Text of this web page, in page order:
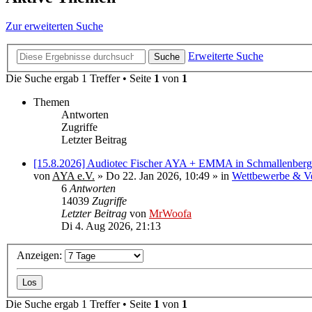
Zur erweiterten Suche
Suche
Erweiterte Suche
Die Suche ergab 1 Treffer • Seite 1 von 1
Themen
Antworten
Zugriffe
Letzter Beitrag
[15.8.2026] Audiotec Fischer AYA + EMMA in Schmallenberg
von AYA e.V. » Do 22. Jan 2026, 10:49 » in Wettbewerbe &
6 Antworten
14039 Zugriffe
Letzter Beitrag von MrWoofa
Di 4. Aug 2026, 21:13
Anzeigen:
Die Suche ergab 1 Treffer • Seite 1 von 1